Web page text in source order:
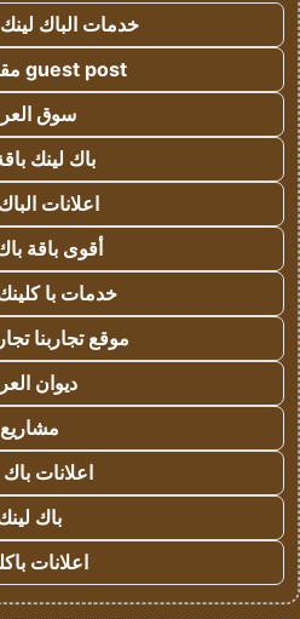
خدمات الباك
guest post مقال ضيف
سوق
باك لينك باقة
اعلانات
أقوى باقة
خدمات با كلينك
موقع تجاربنا
ديوان
مشاريع
اعلانات
باك
اعلانات